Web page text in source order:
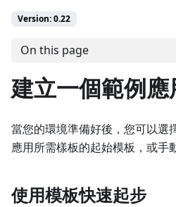
Version: 0.22
On this page
建立一個範例應
當您的環境準備好後，您可以選
應用所需樣板的起始模板，或手
使用模板快速起步